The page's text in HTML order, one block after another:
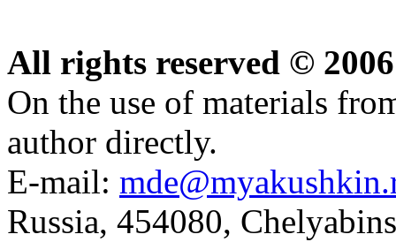
All rights reserved ©
On the use of materials
author directly.
E-mail:
Russia, 454080,